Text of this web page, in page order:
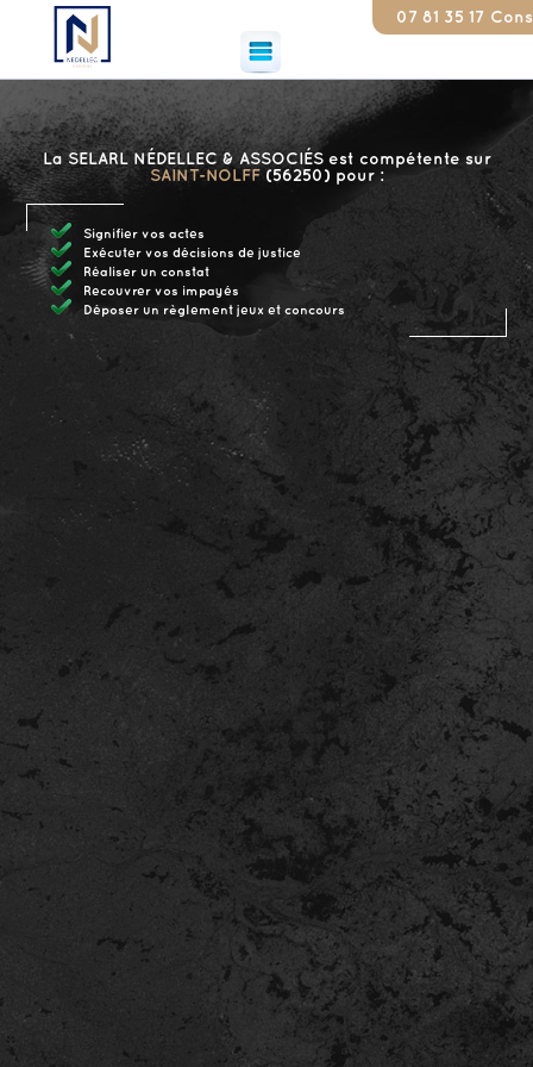
07 81 35 17 79
La SELARL NÉDELLEC & ASSOCIÉS est compétente sur
SAINT-NOLFF (56250) pour :
Signifier vos actes
Exécuter vos décisions de justice
Réaliser un constat
Recouvrer vos impayés
Déposer un règlement jeux et concours